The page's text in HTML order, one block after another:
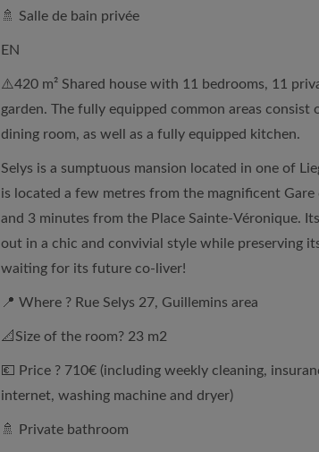
🚿 Salle de bain privée
EN
⚠️420 m² Shared house with 11 bedrooms, 11
garden. The fully equipped common areas consist
dining room, as well as a fully equipped kitchen.
Selys is a sumptuous mansion located in one of
is located a few metres from the magnificent
and 3 minutes from the Place Sainte-Véronique.
out in a chic and convivial style while preserving
waiting for its future co-liver!
📍 Where ? Rue Selys 27, Guillemins area
📐Size of the room? 23 m2
💶 Price ? 710€ (including weekly cleaning,
internet, washing machine and dryer)
🚿 Private bathroom